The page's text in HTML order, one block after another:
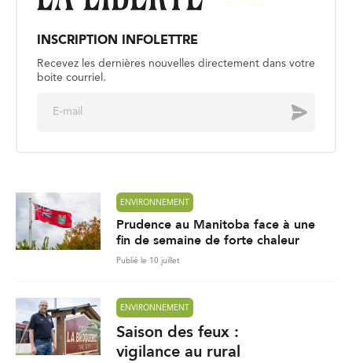
INSCRIPTION INFOLETTRE
Recevez les dernières nouvelles directement dans votre
boite courriel.
Envoyer
ENVIRONNEMENT
Prudence au Manitoba face à une
fin de semaine de forte chaleur
Publié le 10 juillet
ENVIRONNEMENT
Saison des feux :
vigilance au rural